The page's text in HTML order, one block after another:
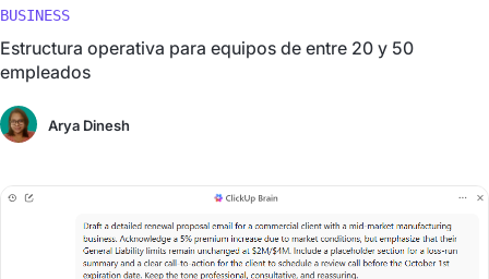
BUSINESS
Estructura operativa para equipos de entre 20 y 50
empleados
Arya Dinesh